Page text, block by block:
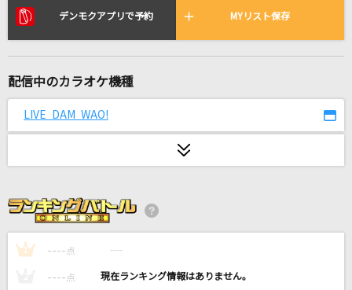
リアルタイムで歌われている曲の一覧
真っ白
[生音]天体観測
スターダスト
Official髭男dism
デンモクアプリで予約 MYリスト保存
配信中のカラオケ機種
LIVE DAM WAO!
1 ---- 点 ----
---- 点 ----